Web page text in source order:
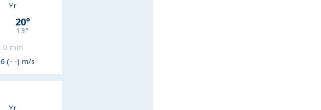
Yr
20°
13°
0 mm
6 (- -) m/s
Yr